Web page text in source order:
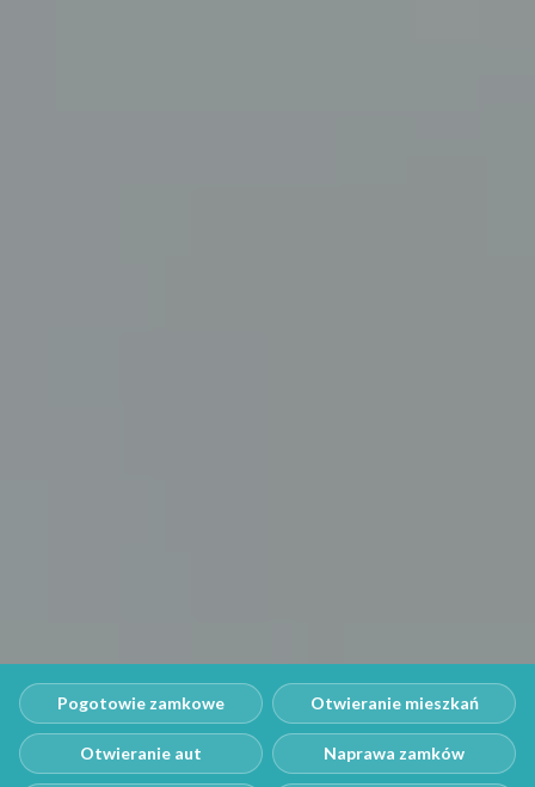
Pogotowie zamkowe Otwieranie mieszkań
Otwieranie aut Naprawa zamków